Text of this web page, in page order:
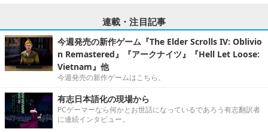
連載・注目記事
今週発売の新作ゲーム『The Elder Scrolls IV: Oblivio
n Remastered』『アークナイツ』『Hell Let Loose:
Vietnam』他
今週発売の新作ゲームはこちら。
有志日本語化の現場から
PCゲーマーなら何かとお世話になっているであろう有志翻訳者
に連続インタビュー。